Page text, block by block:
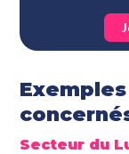
Secteur du